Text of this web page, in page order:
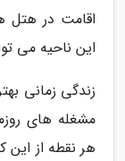
اقامت در
این ناحیه می
زندگی زمانی
مشغله های
هر نقطه از